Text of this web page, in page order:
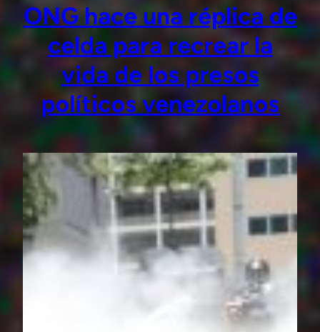
ONG hace una réplica de
celda para recrear la
vida de los presos
políticos venezolanos